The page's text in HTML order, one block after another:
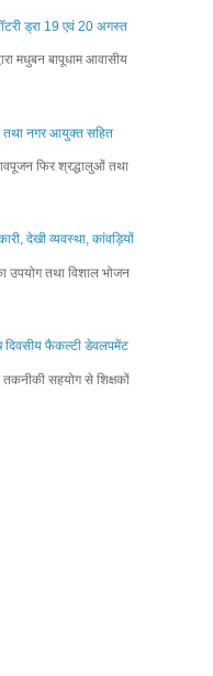
ड्रा 19 एवं 20 अगस्त
मधुबन बापूधाम आवासीय
तथा नगर आयुक्त सहित
फिर श्रद्धालुओं तथा
देखी व्यवस्था, कांवड़ियों
उपयोग तथा विशाल भोजन
दिवसीय फैकल्टी डेवलपमेंट
सहयोग से शिक्षकों